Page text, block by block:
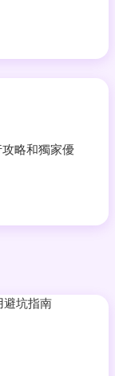
略和獨家優